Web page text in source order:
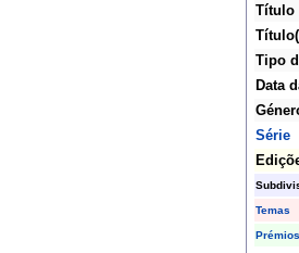
Título
Tipo
Data
Série
Temas
Prémios